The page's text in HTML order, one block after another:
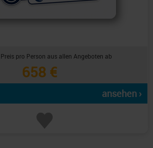
pro Person aus allen Angeboten ab
658 €
ansehen ›